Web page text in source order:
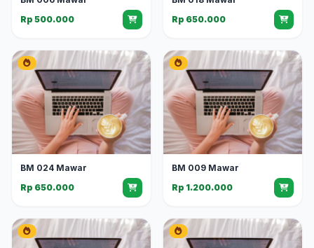
Rp 500.000
Rp 650.000
BM 024 Mawar
Rp 650.000
BM 009 Mawar
Rp 1.200.000